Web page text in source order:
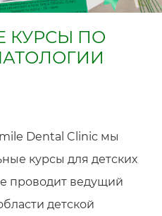
КУРСЫ ПО
Dental Clinic мы
курсы для детских
проводит ведущий
детской